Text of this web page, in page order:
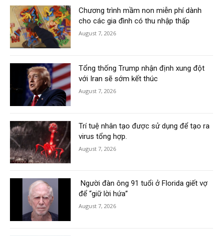
Chương trình mầm non miễn phí dành
cho các gia đình có thu nhập thấp
August 7, 2026
Tổng thống Trump nhận định xung đột
với Iran sẽ sớm kết thúc
August 7, 2026
Trí tuệ nhân tạo được sử dụng để tạo ra
virus tổng hợp.
August 7, 2026
Người đàn ông 91 tuổi ở Florida giết vợ
để “giữ lời hứa”
August 7, 2026